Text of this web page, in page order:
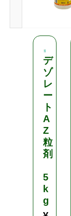
デ
ゾ
レ
ー
ト
A
Z
粒
剤
5
k
g